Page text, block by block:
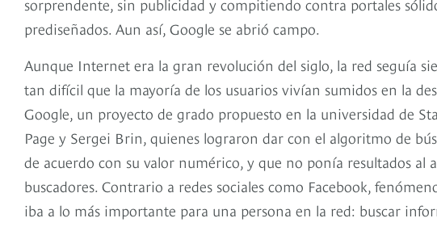
prediseñados. Aun así, Google se abrió campo.
Aunque Internet era la gran revolución del siglo, la red seguía
tan difícil que la mayoría de los usuarios vivían sumidos en la
Google, un proyecto de grado propuesto en la universidad de
Page y Sergei Brin, quienes lograron dar con el algoritmo de
de acuerdo con su valor numérico, y que no ponía resultados al
buscadores. Contrario a redes sociales como Facebook,
iba a lo más importante para una persona en la red: buscar